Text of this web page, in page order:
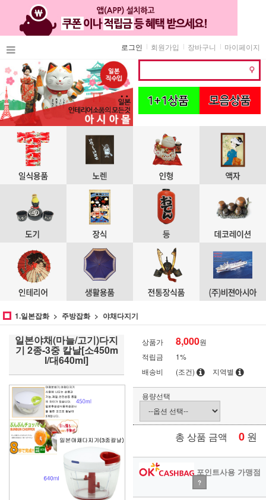
마이페이지
장바구니
회원가입
로그인
1.일본잡화 주방잡화 야채다지기
일본야채(마늘/고기)다지
기 2종-3중 칼날[소450m
l/대640ml]
상품가 8,000원
적립금
1%
배송비
(조건) 지역별
용량선택
총 상품 금액 0 원
포인트사용 가맹점
?